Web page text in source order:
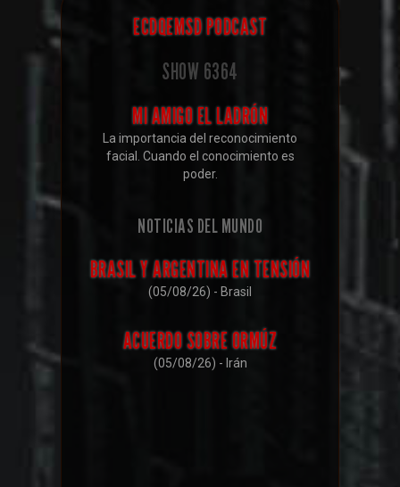
ECDQEMSD PODCAST
SHOW 6364
MI AMIGO EL LADRÓN
La importancia del reconocimiento
facial. Cuando el conocimiento es
poder.
NOTICIAS DEL MUNDO
BRASIL Y ARGENTINA EN TENSIÓN
(05/08/26) - Brasil
ACUERDO SOBRE ORMÚZ
(05/08/26) - Irán